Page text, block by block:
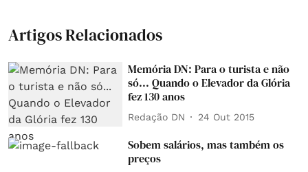
Artigos Relacionados
Memória DN: Para o turista e não
só... Quando o Elevador da Glória
fez 130 anos
Redação DN 24 Out 2015
Sobem salários, mas também os
preços